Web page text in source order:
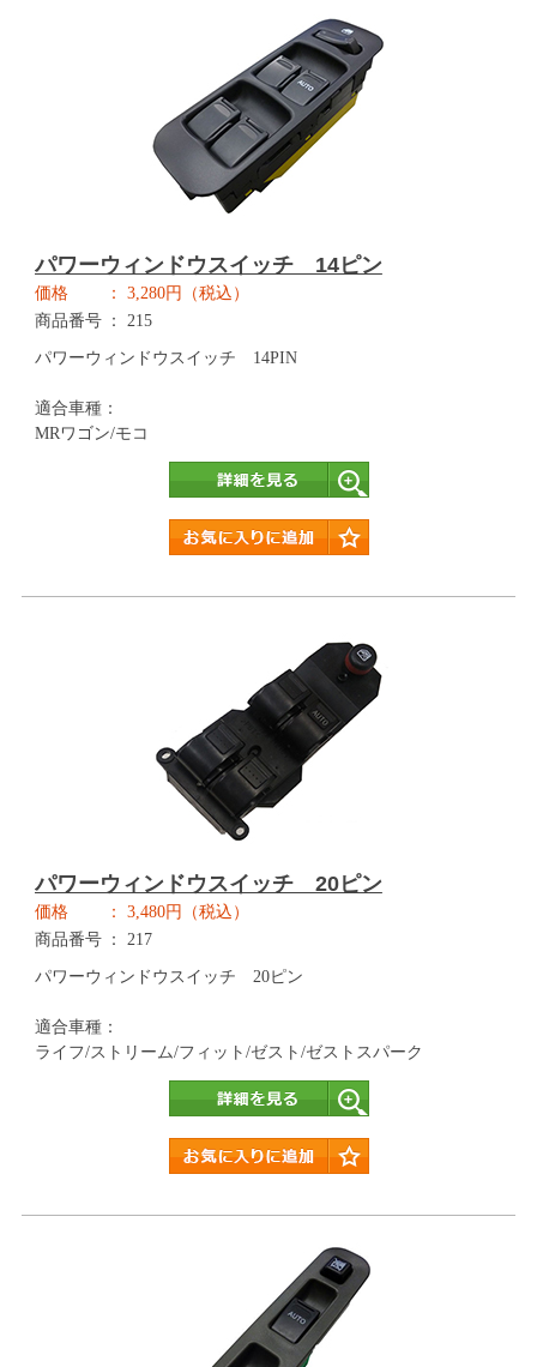
パワーウィンドウスイッチ 14ピン
価格
3,280円（税込）
商品番号
215
パワーウィンドウスイッチ 14PIN
適合車種：
MRワゴン/モコ
パワーウィンドウスイッチ 20ピン
価格
3,480円（税込）
商品番号
217
パワーウィンドウスイッチ 20ピン
適合車種：
ライフ/ストリーム/フィット/ゼスト/ゼストスパーク